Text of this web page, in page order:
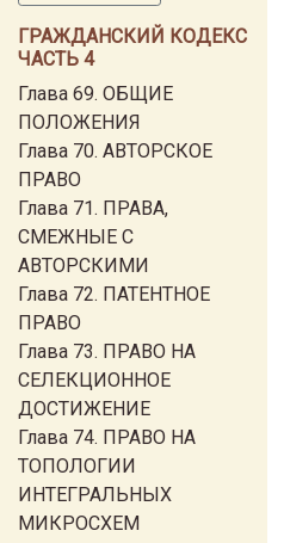
ГРАЖДАНСКИЙ КОДЕКС
ЧАСТЬ 4
Глава 69. ОБЩИЕ
ПОЛОЖЕНИЯ
Глава 70. АВТОРСКОЕ
ПРАВО
Глава 71. ПРАВА,
СМЕЖНЫЕ С
АВТОРСКИМИ
Глава 72. ПАТЕНТНОЕ
ПРАВО
Глава 73. ПРАВО НА
СЕЛЕКЦИОННОЕ
ДОСТИЖЕНИЕ
Глава 74. ПРАВО НА
ТОПОЛОГИИ
ИНТЕГРАЛЬНЫХ
МИКРОСХЕМ